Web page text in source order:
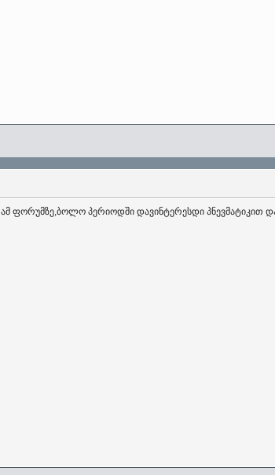
ამ ფორუმზე,ბოლო პერიოდში დავინტერესდი პნევმატიკით